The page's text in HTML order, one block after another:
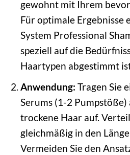
gewohnt mit Ihrem
Für optimale Ergebnisse
System Professional
speziell auf die
Haartypen abgestimmt
Anwendung: Tragen Sie
Serums (1-2
trockene Haar auf.
gleichmäßig in den
Vermeiden Sie den